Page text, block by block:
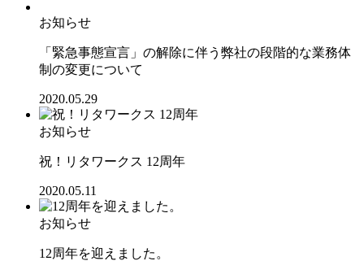
お知らせ
「緊急事態宣言」の解除に伴う弊社の段階的な業務体
制の変更について
2020.05.29
お知らせ
祝！リタワークス 12周年
2020.05.11
お知らせ
12周年を迎えました。